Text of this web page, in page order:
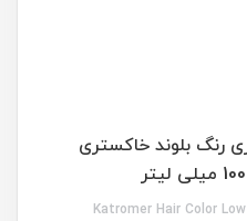
رنگ بلوند خاکستری
Katromer Hair Color